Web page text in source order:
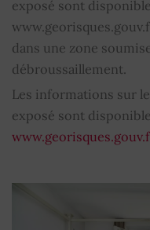
exposé sont
dans une zone
débroussaillement.
Les informations sur
exposé sont